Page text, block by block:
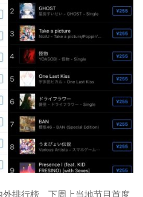
外排行榜 下周上当地节目首度